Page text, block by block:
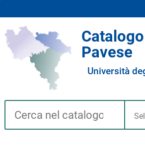
Pavese
Università
Cerca su "Catalogo"